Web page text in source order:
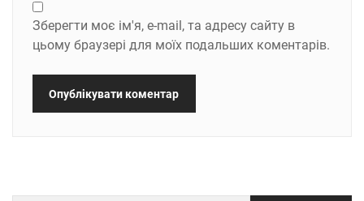
Зберегти моє ім'я, e-mail, та адресу сайту в
цьому браузері для моїх подальших коментарів.